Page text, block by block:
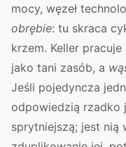
mocy, węzeł
obrębie: tu skraca
krzem. Keller
jako tani zasób, a
Jeśli pojedyncza
odpowiedzią rzadko
sprytniejszą; jest nią